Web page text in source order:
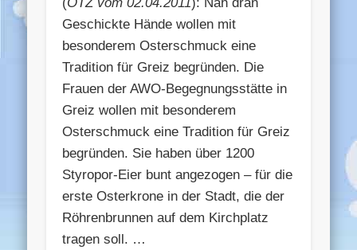
Geschickte Hände wollen mit
besonderem Osterschmuck eine
Tradition für Greiz begründen. Die
Frauen der AWO-Begegnungsstätte in
Greiz wollen mit besonderem
Osterschmuck eine Tradition für Greiz
begründen. Sie haben über 1200
Styropor-Eier bunt angezogen – für die
erste Osterkrone in der Stadt, die der
Röhrenbrunnen auf dem Kirchplatz
tragen soll. …